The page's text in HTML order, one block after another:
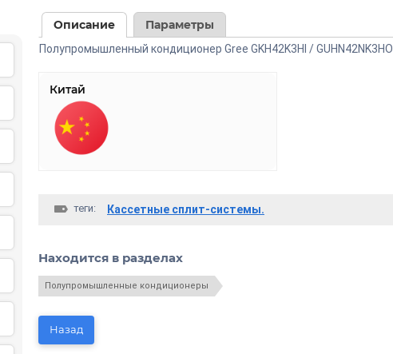
Описание Параметры
Полупромышленный кондиционер Gree GKH42K3HI / GUHN42NK3HO
Китай
теги: Кассетные сплит-системы.
Находится в разделах
Полупромышленные кондиционеры
Назад